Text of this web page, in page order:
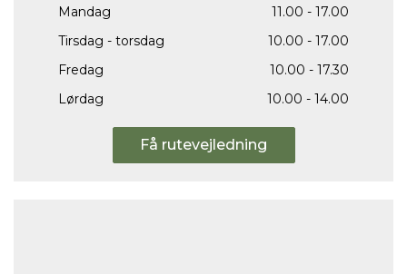
Mandag
11.00 - 17.00
Tirsdag - torsdag
10.00 - 17.00
Fredag
10.00 - 17.30
Lørdag
10.00 - 14.00
Få rutevejledning